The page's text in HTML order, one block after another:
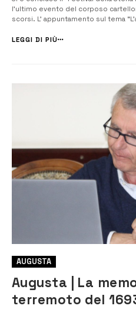
l’ultimo evento del corposo
scorsi. L’ appuntamento sul tema
filantropica liberale Umberto I,
LEGGI DI PIÙ
AUGUSTA
Augusta | La
terremoto del